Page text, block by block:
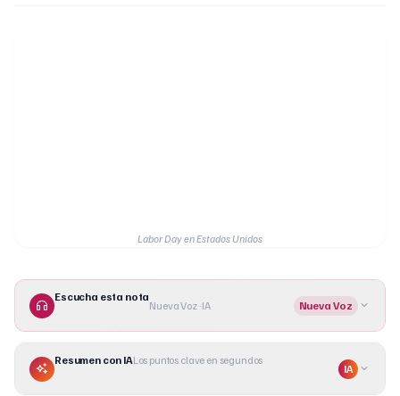
Labor Day en Estados Unidos
Escucha esta nota
Nueva Voz · IA Nueva Voz
Resumen con IALos puntos clave en segundos
IA